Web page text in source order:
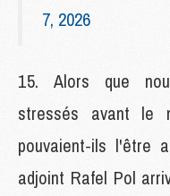
7, 2026
Alors que
stressés avant le
pouvaient-ils l'être
adjoint Rafel Pol